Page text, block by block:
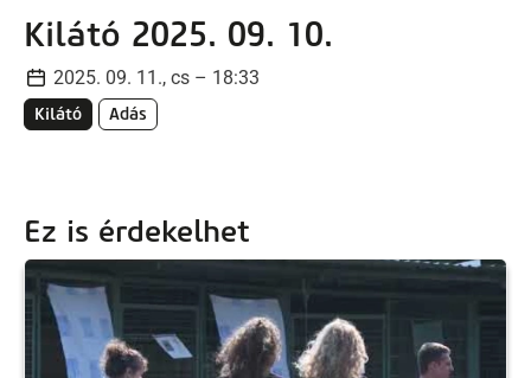
Kilátó 2025. 09. 10.
2025. 09. 11., cs – 18:33
Kilátó Adás
Ez is érdekelhet